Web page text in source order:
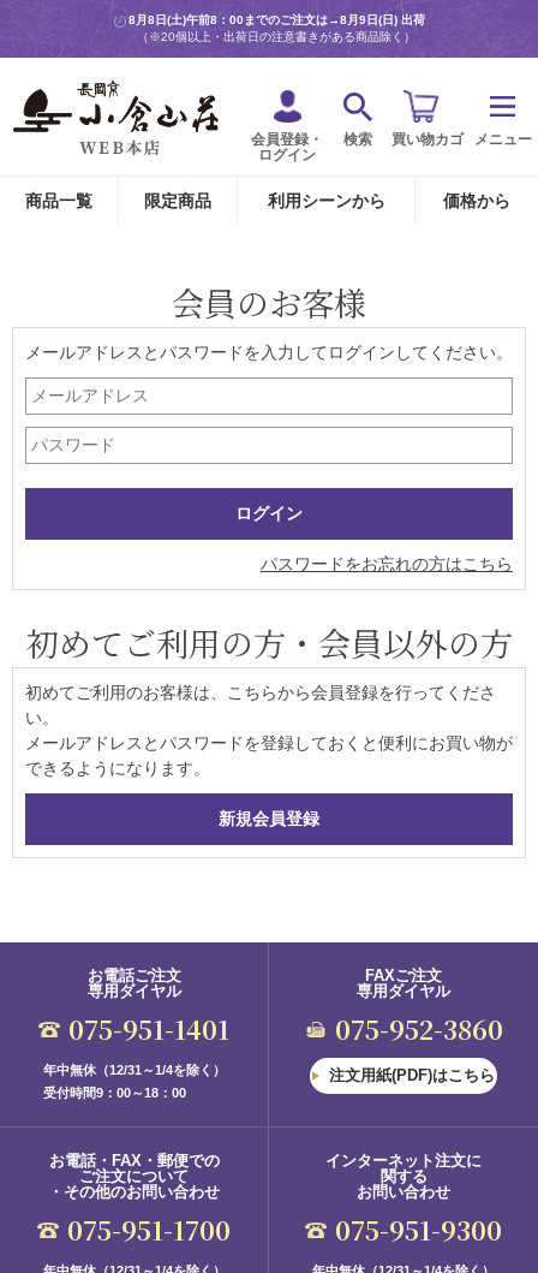
8月8日(土)午前8：00までのご注文は→8月9日(日) 出荷
（※20個以上・出荷日の注意書きがある商品除く）
会員登録・
ログイン
検索 買い物カゴ メニュー
商品一覧 限定商品 利用シーンから 価格から
会員のお客様
メールアドレスとパスワードを入力してログインしてください。
パスワードをお忘れの方はこちら
初めてご利用の方・会員以外の方
初めてご利用のお客様は、こちらから会員登録を行ってくださ
い。
メールアドレスとパスワードを登録しておくと便利にお買い物が
できるようになります。
お電話ご注文
専用ダイヤル
075-951-1401
年中無休（12/31～1/4を除く）
受付時間9：00～18：00
FAXご注文
専用ダイヤル
075-952-3860
注文用紙(PDF)はこちら
お電話・FAX・郵便での
ご注文について
・その他のお問い合わせ
075-951-1700
インターネット注文に
関する
お問い合わせ
075-951-9300